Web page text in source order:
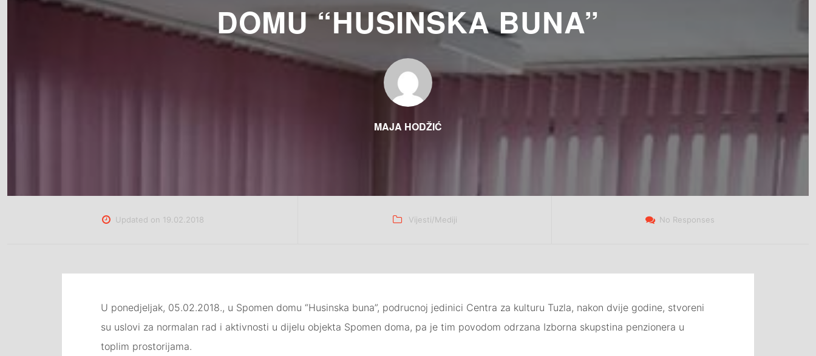
DOMU “HUSINSKA BUNA”
MAJA HODŽIĆ
Updated on 19.02.2018 Categories
Vijesti/Mediji No Responses
U ponedjeljak, 05.02.2018., u Spomen domu “Husinska buna”, podrucnoj jedinici Centra za kulturu Tuzla, nakon dvije godine, stvoreni
su uslovi za normalan rad i aktivnosti u dijelu objekta Spomen doma, pa je tim povodom odrzana Izborna skupstina penzionera u
toplim prostorijama.